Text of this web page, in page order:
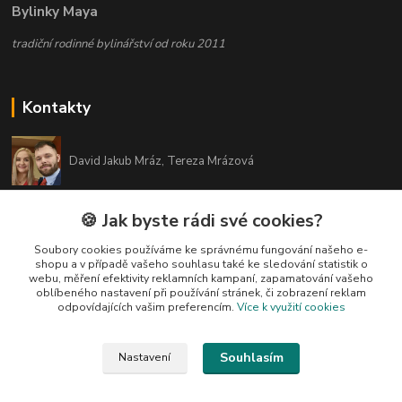
Bylinky Maya
tradiční rodinné bylinářství od roku 2011
Kontakty
David Jakub Mráz, Tereza Mrázová
info@bylinky-maya.cz
🍪 Jak byste rádi své cookies?
Soubory cookies používáme ke správnému fungování našeho e-
shopu a v případě vašeho souhlasu také ke sledování statistik o
webu, měření efektivity reklamních kampaní, zapamatování vašeho
oblíbeného nastavení při používání stránek, či zobrazení reklam
odpovídajících vašim preferencím. Více k využití cookies
Nastavení Souhlasím